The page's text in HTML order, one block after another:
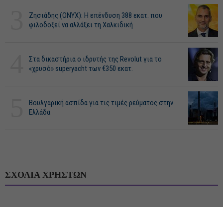
Ζησιάδης (ONYX): Η επένδυση 388 εκατ. που
φιλοδοξεί να αλλάξει τη Χαλκιδική
Στα δικαστήρια ο ιδρυτής της Revolut για το
«χρυσό» superyacht των €350 εκατ.
Βουλγαρική ασπίδα για τις τιμές ρεύματος στην
Ελλάδα
ΣΧΟΛΙΑ ΧΡΗΣΤΩΝ